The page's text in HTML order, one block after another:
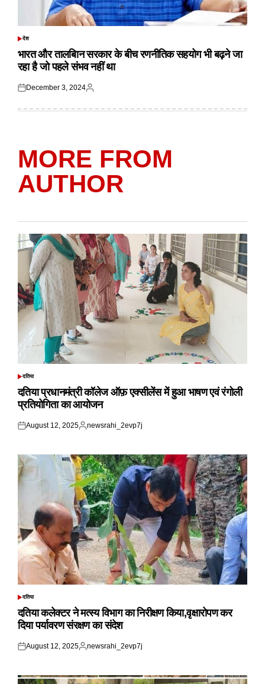
POSTED
देश
भारत और तालबिान सरकार के बीच रणनीतिक सहयोग भी बढ़ने जा
रहा है जो पहले संभव नहीं था
Posted
December 3, 2024
Posted
MORE FROM
AUTHOR
POSTED
दतिया
दतिया प्रधानमंत्री कॉलेज ऑफ़ एक्सीलेंस में हुआ भाषण एवं रंगोली
प्रतियोगिता का आयोजन
Posted
August 12, 2025
Posted
newsrahi_2evp7j
POSTED
दतिया
दतिया कलेक्टर ने मत्स्य विभाग का निरीक्षण किया,वृक्षारोपण कर
दिया पर्यावरण संरक्षण का संदेश
Posted
August 12, 2025
Posted
newsrahi_2evp7j